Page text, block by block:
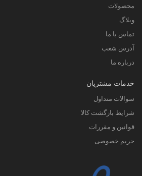
محصولات
وبلاگ
تماس با ما
آدرس شعب
درباره ما
خدمات مشتریان
سوالات متداول
شرایط بازگشت کالا
قوانین و مقررات
حریم خصوصی